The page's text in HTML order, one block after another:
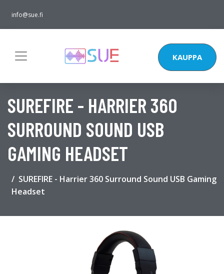
info@sue.fi
KAUPPA
SUREFIRE - HARRIER 360
SURROUND SOUND USB
GAMING HEADSET
SUREFIRE - Harrier 360 Surround Sound USB Gaming
Headset